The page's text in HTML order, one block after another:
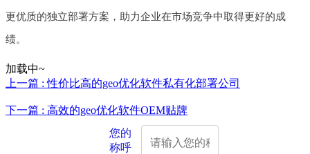
更优质的独立部署方案，助力企业在市场竞争中取得更好的成
绩。
加载中~
上一篇 : 性价比高的geo优化软件私有化部署公司
下一篇 : 高效的geo优化软件OEM贴牌
您的
称呼